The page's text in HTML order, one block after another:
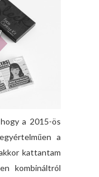
a 2015-ös
a
kattantam
kombináltról